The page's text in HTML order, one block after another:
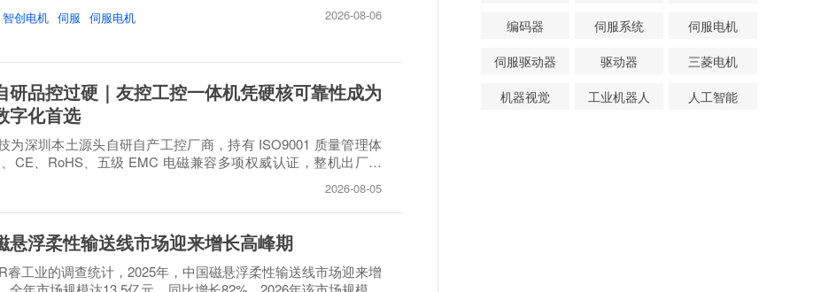
智创电机 伺服 伺服电机 2026-08-06
研品控过硬｜友控工控一体机凭硬核可靠性成为
字化首选
为深圳本土源头自研自产工控厂商，持有 ISO9001 质量管理体
CE、RoHS、五级 EMC 电磁兼容多项权威认证，整机出厂必
2026-08-05
悬浮柔性输送线市场迎来增长高峰期
睿工业的调查统计，2025年，中国磁悬浮柔性输送线市场迎来增
编码器
伺服系统
伺服电机
伺服驱动器
驱动器
三菱电机
机器视觉
工业机器人 人工智能